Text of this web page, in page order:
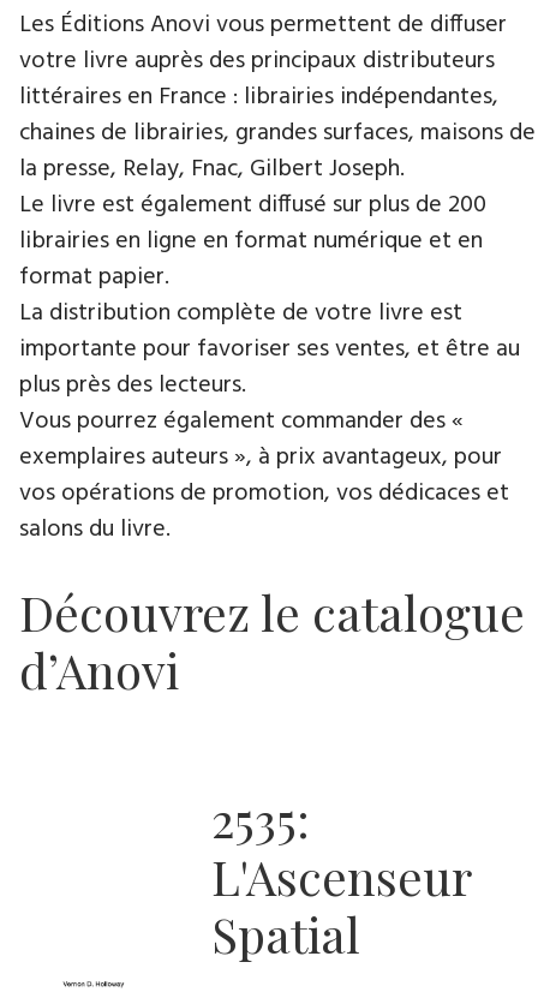
Les Éditions Anovi vous permettent de diffuser
votre livre auprès des principaux distributeurs
littéraires en France : librairies indépendantes,
chaines de librairies, grandes surfaces, maisons de
la presse, Relay, Fnac, Gilbert Joseph.
Le livre est également diffusé sur plus de 200
librairies en ligne en format numérique et en
format papier.
La distribution complète de votre livre est
importante pour favoriser ses ventes, et être au
plus près des lecteurs.
Vous pourrez également commander des «
exemplaires auteurs », à prix avantageux, pour
vos opérations de promotion, vos dédicaces et
salons du livre.
Découvrez le catalogue
d’Anovi
2535:
L'Ascenseur
Spatial